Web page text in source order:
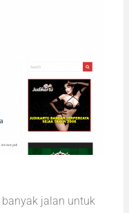
jalan untuk